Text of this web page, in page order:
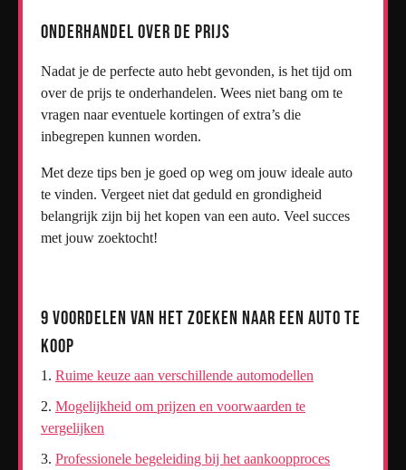
Onderhandel over de prijs
Nadat je de perfecte auto hebt gevonden, is het tijd om
over de prijs te onderhandelen. Wees niet bang om te
vragen naar eventuele kortingen of extra’s die
inbegrepen kunnen worden.
Met deze tips ben je goed op weg om jouw ideale auto
te vinden. Vergeet niet dat geduld en grondigheid
belangrijk zijn bij het kopen van een auto. Veel succes
met jouw zoektocht!
9 Voordelen van het Zoeken naar een Auto te
Koop
Ruime keuze aan verschillende automodellen
Mogelijkheid om prijzen en voorwaarden te
vergelijken
Professionele begeleiding bij het aankoopproces